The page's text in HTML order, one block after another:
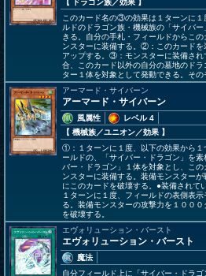
【 ドラゴン族／効果 】
このカード名の③の効果は１ターンに
ルドのドラゴン族・機械族の「サイバ
きる。自分の手札・フィールドからこ
ンスターに装備する。②：このカードを
アップする。③：モンスターに装備さ
合、このカード以外の自分の墓地のド
ター１体を対象として発動できる。その
アーマード・サイバーン
アーマード・サイバーン
風属性
レベル 4
【 機械族／ユニオン／効果 】
①：１ターンに１度、以下の効果から１
ールドの、「サイバー・ドラゴン」を
バー・ドラゴン」１体を対象とし、こ
ンスターに装備する。装備モンスター
にこのカードを破壊する。●装備されて
１ターンに１度、フィールドの表側表
る。装備モンスターの攻撃力を１００
を破壊する。
エヴォリューション・バースト
エヴォリューション・バースト
魔法
自分フィールド上に「サイバー・ドラ